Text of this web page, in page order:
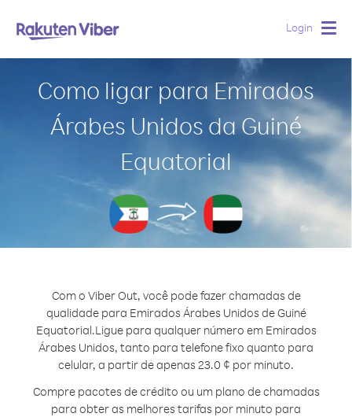
Login
Como ligar para Emirados
Árabes Unidos da Guiné
Equatorial
Com o Viber Out, você pode fazer chamadas de
qualidade para Emirados Árabes Unidos de Guiné
Equatorial.Ligue para qualquer número em Emirados
Árabes Unidos, tanto para telefone fixo quanto para
celular, a partir de apenas 23.0 ¢ por minuto.
Compre pacotes de crédito ou um plano de chamadas
para obter as melhores tarifas por minuto para